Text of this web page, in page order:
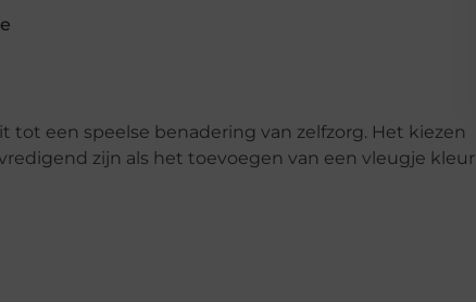
een speelse benadering van zelfzorg. Het kiezen
zijn als het toevoegen van een vleugje kleur